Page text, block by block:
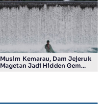
Musim Kemarau, Dam Jejeruk
Magetan Jadi Hidden Gem